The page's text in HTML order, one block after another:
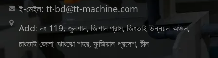
ই-মেইল: tt-bd@tt-machine.com
Add: নং 119, জুনশান, জিশান গ্রাম, জিংতাই উন্নয়ন অঞ্চল,
চাংতাই ​​জেলা, ঝাংঝো শহর, ফুজিয়ান প্রদেশ, চীন